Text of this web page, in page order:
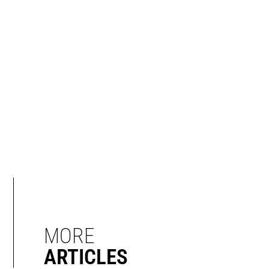
MORE
ARTICLES